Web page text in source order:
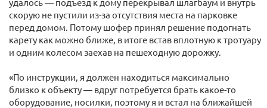
скорую не пустили из-за отсутствия места на парковке
перед домом. Потому шофер принял решение подогнать
карету как можно ближе, в итоге встав вплотную к тротуару
и одним колесом заехав на пешеходную дорожку.
«По инструкции, я должен находиться максимально
близко к объекту — вдруг потребуется брать какое-то
оборудование, носилки, поэтому я и встал на ближайшей